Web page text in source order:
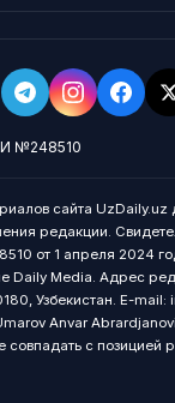
№248510
сайта UzDaily.uz
редакции.
от 1 апреля 2024
Daily Media. Адрес
Узбекистан. E-
Anvar
совпадать с позицией